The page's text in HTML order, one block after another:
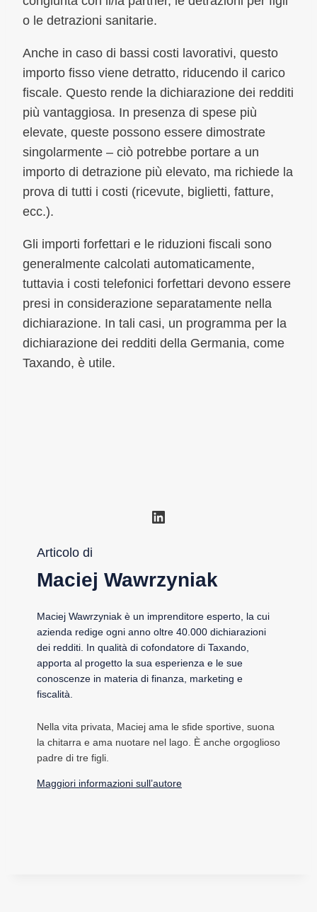
o le detrazioni sanitarie.
Anche in caso di bassi costi lavorativi, questo
importo fisso viene detratto, riducendo il carico
fiscale. Questo rende la dichiarazione dei redditi
più vantaggiosa. In presenza di spese più
elevate, queste possono essere dimostrate
singolarmente – ciò potrebbe portare a un
importo di detrazione più elevato, ma richiede la
prova di tutti i costi (ricevute, biglietti, fatture,
ecc.).
Gli importi forfettari e le riduzioni fiscali sono
generalmente calcolati automaticamente,
tuttavia i costi telefonici forfettari devono essere
presi in considerazione separatamente nella
dichiarazione. In tali casi, un programma per la
dichiarazione dei redditi della Germania, come
Taxando, è utile.
LinkedIn
Articolo di
Maciej Wawrzyniak
Maciej Wawrzyniak è un imprenditore esperto, la cui
azienda redige ogni anno oltre 40.000 dichiarazioni
dei redditi. In qualità di cofondatore di Taxando,
apporta al progetto la sua esperienza e le sue
conoscenze in materia di finanza, marketing e
fiscalità.
Nella vita privata, Maciej ama le sfide sportive, suona
la chitarra e ama nuotare nel lago. È anche orgoglioso
padre di tre figli.
Maggiori informazioni sull’autore